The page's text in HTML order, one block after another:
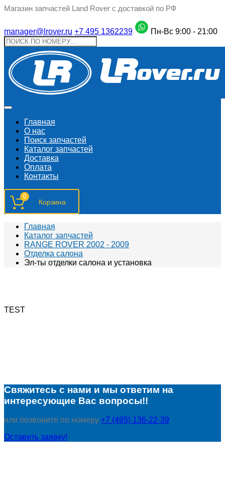
Магазин запчастей Land Rover с доставкой по РФ
manager@lrover.ru +7 495 1362239 Пн-Вс 9:00 - 21:00
Главная
О нас
Поиск запчастeй
Каталог запчастей
Доставка
Оплата
Контакты
0
Главная
Каталог запчастей
RANGE ROVER 2002 - 2009
Отделка салона
Эл-ты отделки салона и установка
TEST
Свяжитесь с нами и мы ответим на
интересующие Вас вопросы!!
или позвоните по номеру +7 (495) 136-22-39
Оставить заявку!